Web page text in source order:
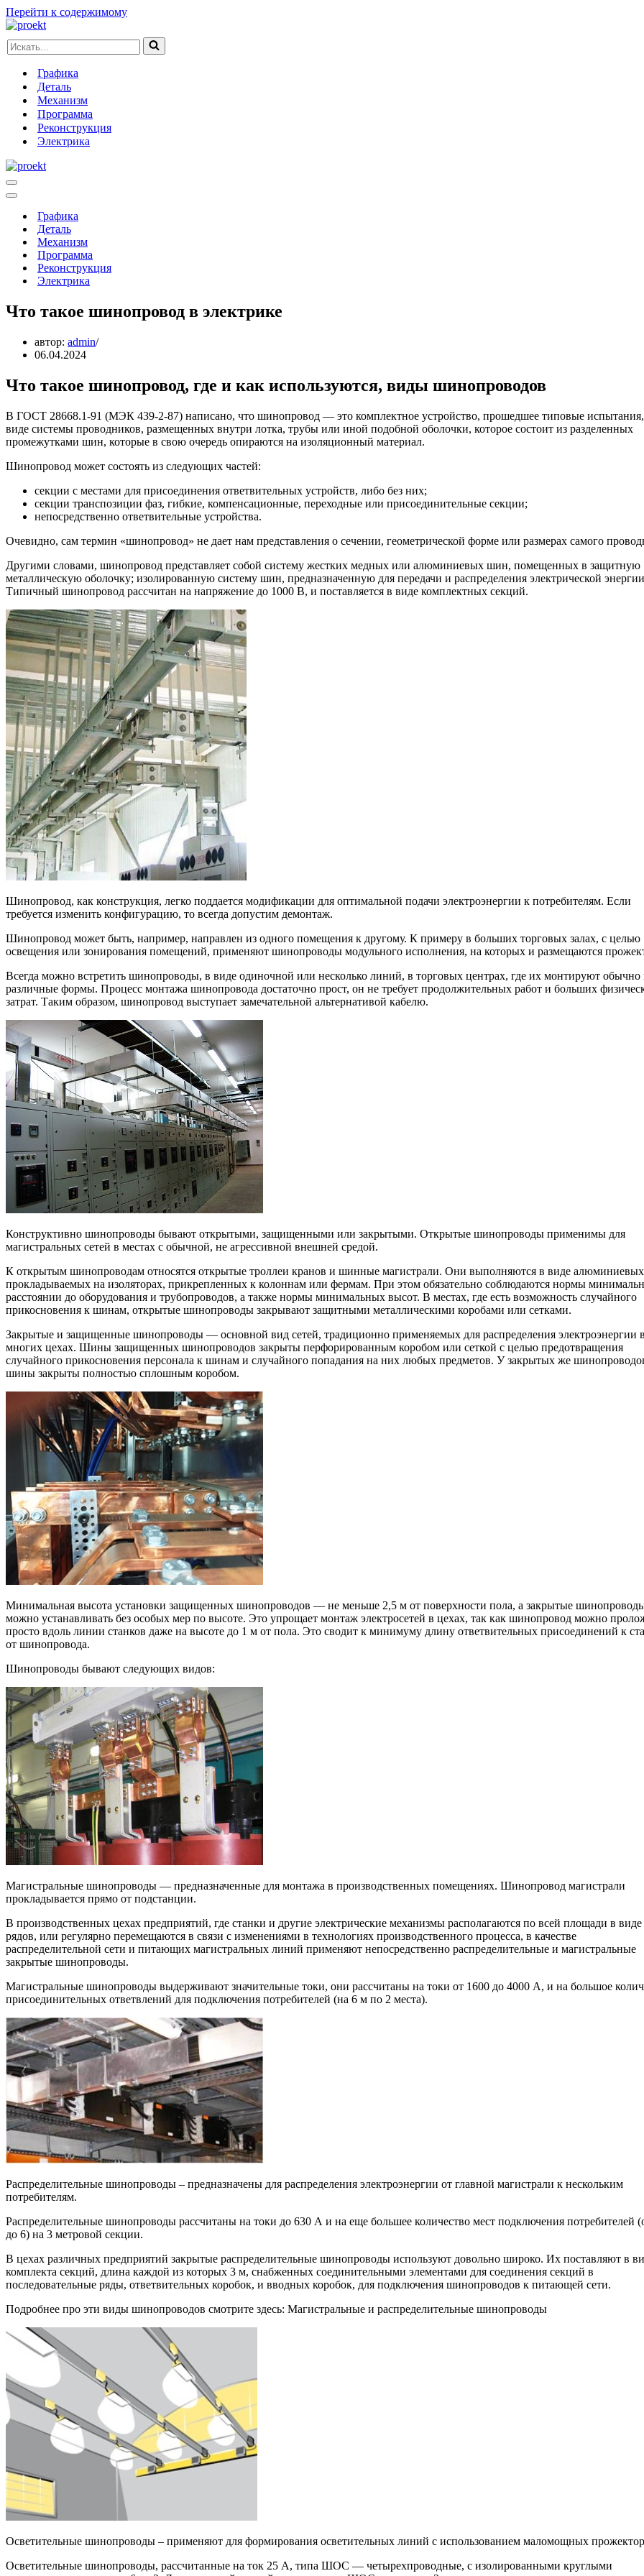
Перейти к содержимому
Искать...
Графика
Деталь
Механизм
Программа
Реконструкция
Электрика
Меню
навигации
Меню
навигацииГрафика
Деталь
Механизм
Программа
Реконструкция
Электрика
Что такое шинопровод в электрике
автор: admin
06.04.2024
Что такое шинопровод, где и как используются, виды шинопроводов
В ГОСТ 28668.1-91 (МЭК 439-2-87) написано, что шинопровод — это комплектное устройство, прошедшее типовые
виде системы проводников, размещенных внутри лотка, трубы или иной подобной оболочки, которое состоит из разделенных
промежутками шин, которые в свою очередь опираются на изоляционный материал.
Шинопровод может состоять из следующих частей:
секции с местами для присоединения ответвительных устройств, либо без них;
секции транспозиции фаз, гибкие, компенсационные, переходные или присоединительные секции;
непосредственно ответвительные устройства.
Очевидно, сам термин «шинопровод» не дает нам представления о сечении, геометрической форме или размерах самого
Другими словами, шинопровод представляет собой систему жестких медных или алюминиевых шин, помещенных в защитную
металлическую оболочку; изолированную систему шин, предназначенную для передачи и распределения электрической
Типичный шинопровод рассчитан на напряжение до 1000 В, и поставляется в виде комплектных секций.
Шинопровод, как конструкция, легко поддается модификации для оптимальной подачи электроэнергии к потребителям. Если
требуется изменить конфигурацию, то всегда допустим демонтаж.
Шинопровод может быть, например, направлен из одного помещения к другому. К примеру в больших торговых залах, с целью
освещения или зонирования помещений, применяют шинопроводы модульного исполнения, на которых и размещаются
Всегда можно встретить шинопроводы, в виде одиночной или несколько линий, в торговых центрах, где их монтируют обычно
различные формы. Процесс монтажа шинопровода достаточно прост, он не требует продолжительных работ и больших
затрат. Таким образом, шинопровод выступает замечательной альтернативой кабелю.
Конструктивно шинопроводы бывают открытыми, защищенными или закрытыми. Открытые шинопроводы применимы для
магистральных сетей в местах с обычной, не агрессивной внешней средой.
К открытым шинопроводам относятся открытые троллеи кранов и шинные магистрали. Они выполняются в виде
прокладываемых на изоляторах, прикрепленных к колоннам или фермам. При этом обязательно соблюдаются нормы
расстоянии до оборудования и трубопроводов, а также нормы минимальных высот. В местах, где есть возможность случайного
прикосновения к шинам, открытые шинопроводы закрывают защитными металлическими коробами или сетками.
Закрытые и защищенные шинопроводы — основной вид сетей, традиционно применяемых для распределения электроэнергии
многих цехах. Шины защищенных шинопроводов закрыты перфорированным коробом или сеткой с целью предотвращения
случайного прикосновения персонала к шинам и случайного попадания на них любых предметов. У закрытых же
шины закрыты полностью сплошным коробом.
Минимальная высота установки защищенных шинопроводов — не меньше 2,5 м от поверхности пола, а закрытые
можно устанавливать без особых мер по высоте. Это упрощает монтаж электросетей в цехах, так как шинопровод можно
просто вдоль линии станков даже на высоте до 1 м от пола. Это сводит к минимуму длину ответвительных присоединений к
от шинопровода.
Шинопроводы бывают следующих видов:
Магистральные шинопроводы — предназначенные для монтажа в производственных помещениях. Шинопровод магистрали
прокладывается прямо от подстанции.
В производственных цехах предприятий, где станки и другие электрические механизмы располагаются по всей площади в виде
рядов, или регулярно перемещаются в связи с изменениями в технологиях производственного процесса, в качестве
распределительной сети и питающих магистральных линий применяют непосредственно распределительные и магистральные
закрытые шинопроводы.
Магистральные шинопроводы выдерживают значительные токи, они рассчитаны на токи от 1600 до 4000 А, и на большое
присоединительных ответвлений для подключения потребителей (на 6 м по 2 места).
Распределительные шинопроводы – предназначены для распределения электроэнергии от главной магистрали к нескольким
потребителям.
Распределительные шинопроводы рассчитаны на токи до 630 А и на еще большее количество мест подключения потребителей
до 6) на 3 метровой секции.
В цехах различных предприятий закрытые распределительные шинопроводы используют довольно широко. Их поставляют в
комплекта секций, длина каждой из которых 3 м, снабженных соединительными элементами для соединения секций в
последовательные ряды, ответвительных коробок, и вводных коробок, для подключения шинопроводов к питающей сети.
Подробнее про эти виды шинопроводов смотрите здесь: Магистральные и распределительные шинопроводы
Осветительные шинопроводы – применяют для формирования осветительных линий с использованием маломощных
Осветительные шинопроводы, рассчитанные на ток 25 А, типа ШОС — четырехпроводные, с изолированными круглыми